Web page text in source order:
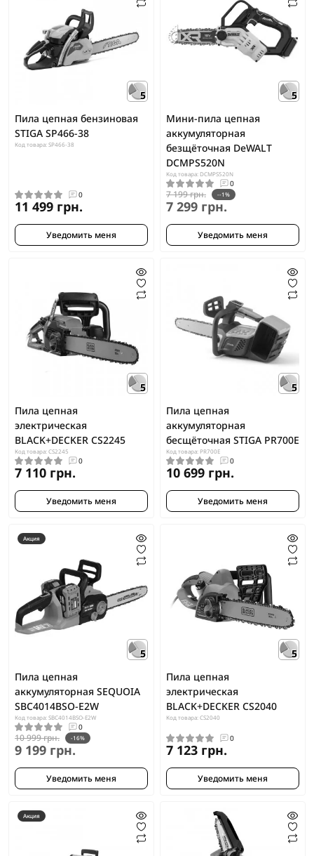
5
Пила цепная бензиновая
STIGA SP466-38
Код товара: SP466-38
0
11 499 грн.
Уведомить меня
5
Мини-пила цепная
аккумуляторная
безщёточная DeWALT
DCMPS520N
Код товара: DCMPS520N
0
7 199 грн. --1%
7 299 грн.
Уведомить меня
5
Пила цепная
электрическая
BLACK+DECKER CS2245
Код товара: CS2245
0
7 110 грн.
Уведомить меня
5
Пила цепная
аккумуляторная
бесщёточная STIGA PR700E
Код товара: PR700E
0
10 699 грн.
Уведомить меня
Акция
5
Пила цепная
аккумуляторная SEQUOIA
SBC4014BSO-E2W
Код товара: SBC4014BSO-E2W
0
10 999 грн. -16%
9 199 грн.
Уведомить меня
5
Пила цепная
электрическая
BLACK+DECKER CS2040
Код товара: CS2040
0
7 123 грн.
Уведомить меня
Акция